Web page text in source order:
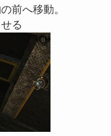
前へ移動。
る